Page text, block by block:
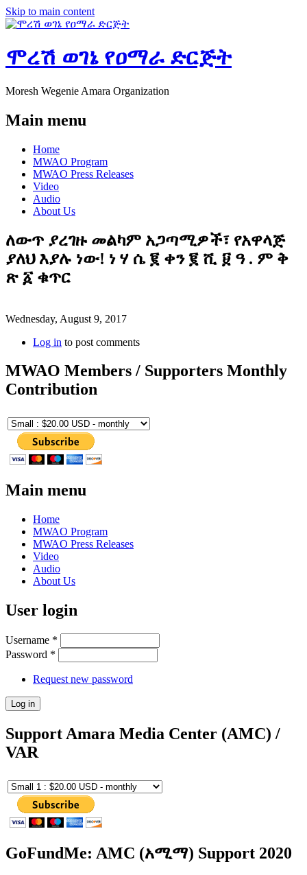
Skip to main content
ሞረሽ ወገኔ የዐማራ ድርጅት
Moresh Wegenie Amara Organization
Main menu
Home
MWAO Program
MWAO Press Releases
Video
Audio
About Us
ለውጥ ያረገዙ መልካም አጋጣሚዎች፣ የአዋላጅ
ያለህ እያሉ ነው! ነ ሃ ሴ ፪ ቀን ፪ ሺ ፱ ዓ . ም ቅ
ጽ ፩ ቁጥር
Wednesday, August 9, 2017
Log in to post comments
MWAO Members / Supporters Monthly
Contribution
Main menu
Home
MWAO Program
MWAO Press Releases
Video
Audio
About Us
User login
Username *
Password *
Request new password
Support Amara Media Center (AMC) /
VAR
GoFundMe: AMC (አሚማ) Support 2020